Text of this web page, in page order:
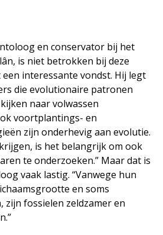
en conservator bij het
is niet betrokken bij deze
interessante vondst. Hij legt
die evolutionaire patronen
naar volwassen
voortplantings- en
zijn onderhevig aan evolutie.
is het belangrijk om ook
te onderzoeken.” Maar dat is
vaak lastig. “Vanwege hun
en soms
fossielen zeldzamer en